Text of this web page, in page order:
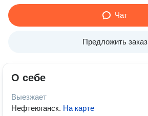
Чат
Предложить заказ
О себе
Выезжает
Нефтеюганск. На карте